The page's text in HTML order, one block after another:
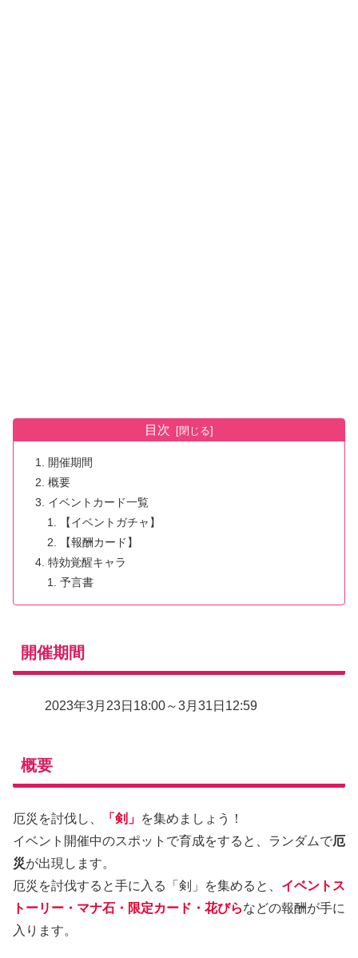
目次
開催期間
概要
イベントカード一覧
【イベントガチャ】
【報酬カード】
特効覚醒キャラ
予言書
開催期間
2023年3月23日18:00～3月31日12:59
概要
厄災を討伐し、 「剣」 を集めましょう！
イベント開催中のスポットで育成をすると、ランダムで厄
災が出現します。
厄災を討伐すると手に入る「剣」を集めると、 イベントス
トーリー・マナ石・限定カード・花びらなどの報酬が手に
入ります。